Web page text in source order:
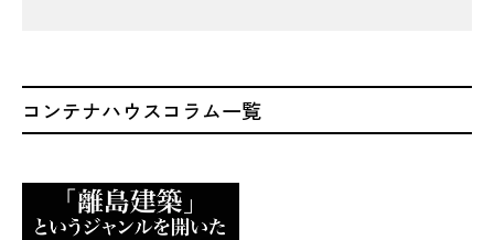
コンテナハウスコラム一覧